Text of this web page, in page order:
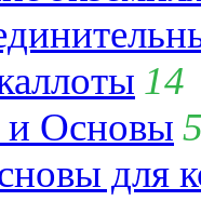
14
и Основы
для